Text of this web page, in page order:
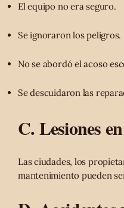
El equipo no era seguro.
Se ignoraron los peligros.
No se abordó el acoso
Se descuidaron las
C. Lesiones
Las ciudades, los
mantenimiento pueden